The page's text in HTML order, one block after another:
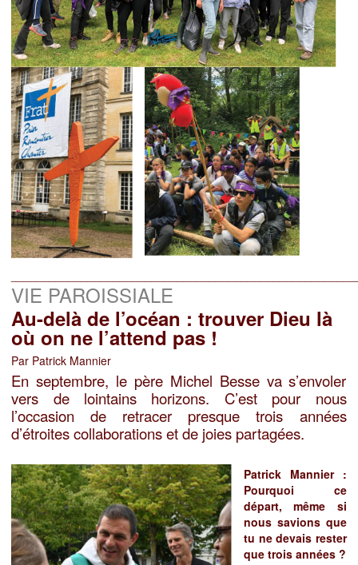
VIE PAROISSIALE
Au-delà de l’océan : trouver Dieu là
où on ne l’attend pas !
Par Patrick Mannier
En septembre, le père Michel Besse va s’envoler
vers de lointains horizons. C’est pour nous
l’occasion de retracer presque trois années
d’étroites collaborations et de joies partagées.
Patrick Mannier :
Pourquoi ce
départ, même si
nous savions que
tu ne devais rester
que trois années ?